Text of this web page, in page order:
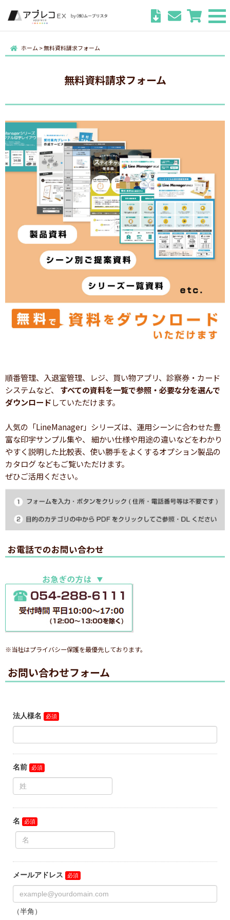
ホーム >無料資料請求フォーム
無料資料請求フォーム
順番管理、入退室管理、レジ、買い物アプリ、診察券・カード
システムなど、 すべての資料を一覧で参照・必要な分を選んで
ダウンロードしていただけます。
人気の「LineManager」シリーズは、運用シーンに合わせた豊
富な印字サンプル集や、 細かい仕様や用途の違いなどをわかり
やすく説明した比較表、使い勝手をよくするオプション製品の
カタログ などもご覧いただけます。
ぜひご活用ください。
お電話でのお問い合わせ
※当社はプライバシー保護を最優先しております。
お問い合わせフォーム